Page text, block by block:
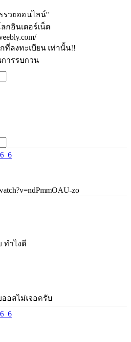
รวยออนไลน์"
กอินเตอร์เน็ต
ที่ลงทะเบียน เท่านั้น!!
ารรบกวน
zo
ทำไงดี
อสไม่เจอครับ